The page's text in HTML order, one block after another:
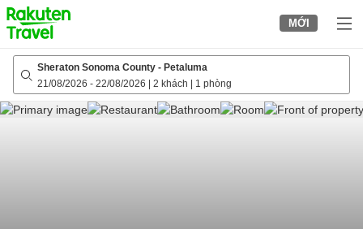
to
top
page
MỚI
Sheraton Sonoma County - Petaluma
21/08/2026 - 22/08/2026 2 khách 1 phòng